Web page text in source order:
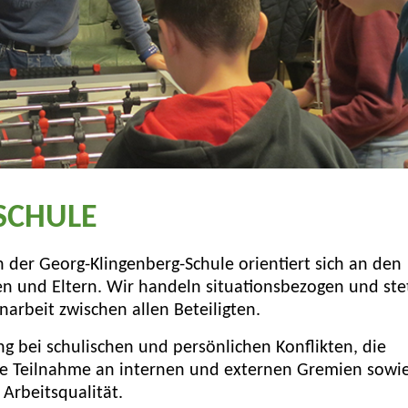
Georg-Klingenberg-Schule orientiert sich an den
und Eltern. Wir handeln situationsbezogen und
zwischen allen Beteiligten.
bei schulischen und persönlichen Konflikten, die
Teilnahme an internen und externen Gremien
Arbeitsqualität.